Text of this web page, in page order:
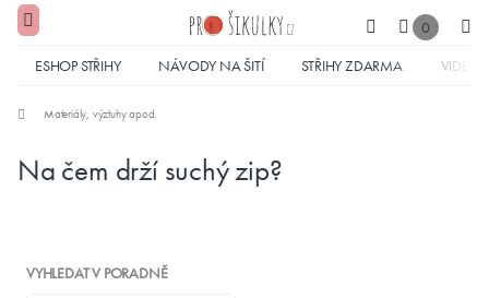
0
ESHOP STŘIHY NÁVODY NA ŠITÍ STŘIHY ZDARMA VIDEA
Materiály, výztuhy apod.
Na čem drží suchý zip?
VYHLEDAT V PORADNĚ